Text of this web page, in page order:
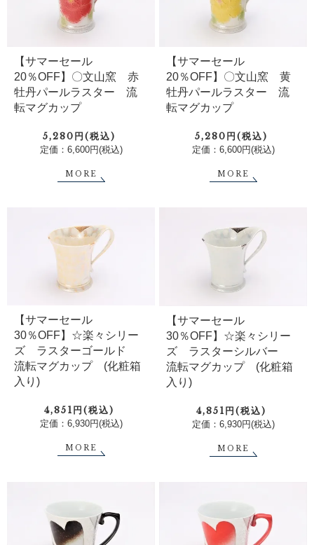
【サマーセール
20％OFF】〇文山窯 赤
牡丹パールラスター 流
転マグカップ
5,280円(税込)
定価：6,600円(税込)
MORE
【サマーセール
20％OFF】〇文山窯 黄
牡丹パールラスター 流
転マグカップ
5,280円(税込)
定価：6,600円(税込)
MORE
【サマーセール
30％OFF】☆楽々シリー
ズ ラスターゴールド
流転マグカップ (化粧箱
入り)
4,851円(税込)
定価：6,930円(税込)
MORE
【サマーセール
30％OFF】☆楽々シリー
ズ ラスターシルバー
流転マグカップ (化粧箱
入り)
4,851円(税込)
定価：6,930円(税込)
MORE